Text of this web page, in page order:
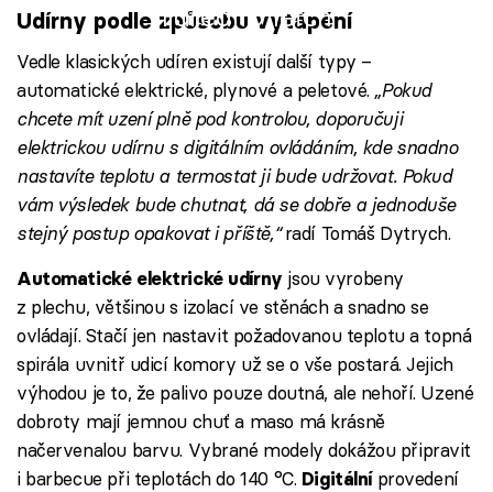
Failed to fetch
Udírny podle způsobu vytápění
Vedle klasických udíren existují další typy –
automatické elektrické, plynové a peletové. „Pokud
chcete mít uzení plně pod kontrolou, doporučuji
elektrickou udírnu s digitálním ovládáním, kde snadno
nastavíte teplotu a termostat ji bude udržovat. Pokud
vám výsledek bude chutnat, dá se dobře a jednoduše
stejný postup opakovat i příště,“radí Tomáš Dytrych.
Automatické elektrické udírny jsou vyrobeny
z plechu, většinou s izolací ve stěnách a snadno se
ovládají. Stačí jen nastavit požadovanou teplotu a topná
spirála uvnitř udicí komory už se o vše postará. Jejich
výhodou je to, že palivo pouze doutná, ale nehoří. Uzené
dobroty mají jemnou chuť a maso má krásně
načervenalou barvu. Vybrané modely dokážou připravit
i barbecue při teplotách do 140 °C. Digitálníprovedení